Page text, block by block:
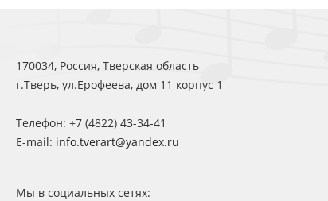
170034, Россия, Тверская область
г.Тверь, ул.Ерофеева, дом 11 корпус 1
Телефон: +7 (4822) 43-34-41
E-mail: info.tverart@yandex.ru
Мы в социальных сетях: